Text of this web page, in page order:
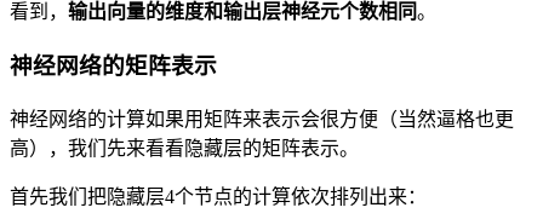
看到， 输出向量的维度和输出层神经元个数相同。
神经网络的矩阵表示
神经网络的计算如果用矩阵来表示会很方便（当然逼格也更
高），我们先来看看隐藏层的矩阵表示。
首先我们把隐藏层4个节点的计算依次排列出来：